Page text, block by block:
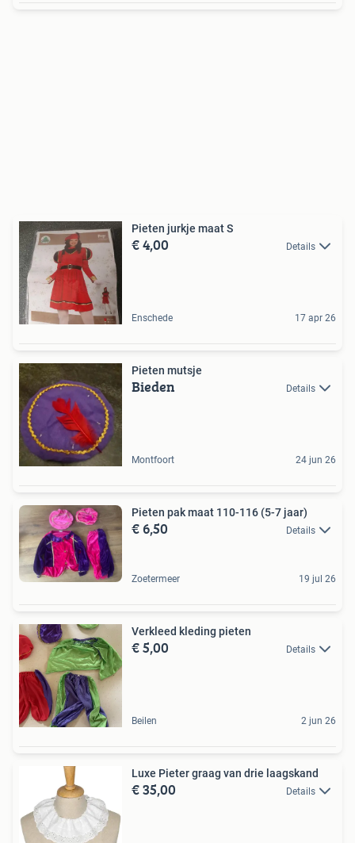
Pieten jurkje maat S
€ 4,00 Details
Enschede 17 apr 26
Pieten mutsje
Bieden Details
Montfoort 24 jun 26
Pieten pak maat 110-116 (5-7 jaar)
€ 6,50 Details
Zoetermeer 19 jul 26
Verkleed kleding pieten
€ 5,00 Details
Beilen 2 jun 26
Luxe Pieter graag van drie laagskand
€ 35,00 Details